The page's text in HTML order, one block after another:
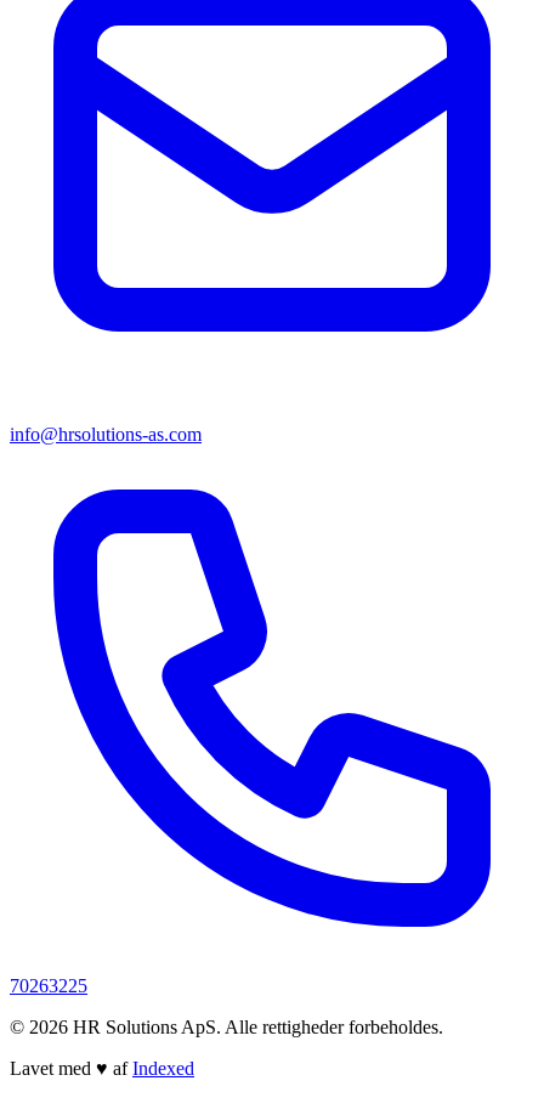
info@hrsolutions-as.com
70263225
© 2026 HR Solutions ApS. Alle rettigheder forbeholdes.
Lavet med ♥ afIndexed